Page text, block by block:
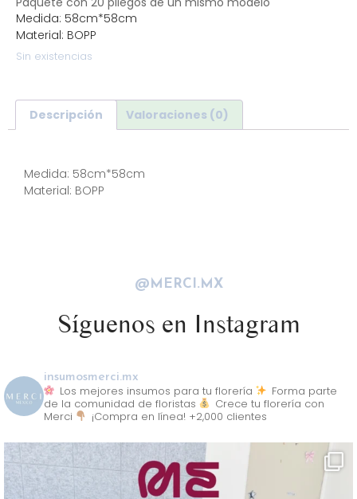
Medida: 58cm*58cm
Material: BOPP
Sin existencias
Descripción Valoraciones (0)
Medida: 58cm*58cm
Material: BOPP
@MERCI.MX
Síguenos en Instagram
insumosmerci.mx
Los mejores insumos para tu florería
Forma parte
de la comunidad de floristas
Crece tu florería con
Merci
¡Compra en línea! +2,000 clientes